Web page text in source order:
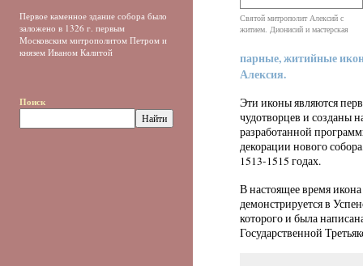
Первое каменное здание собора было
заложено в 1326 г. первым
Московским митрополитом Петром и
князем Иваном Калитой
Поиск
Святой митрополит Алексий с
житием. Дионисий и мастерская
парные, житийные
Алексия.
Эти иконы являются
чудотворцев и созданы
разработанной
декорации нового
1513-1515 годах.
В настоящее время
демонстрируется в
которого и была
Государственной